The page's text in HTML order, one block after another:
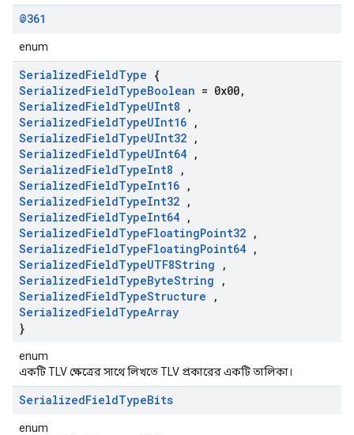
@361
enum
SerializedFieldType {
SerializedFieldTypeBoolean = 0x00,
SerializedFieldTypeUInt8
,
SerializedFieldTypeUInt16 ,
SerializedFieldTypeUInt32 ,
SerializedFieldTypeUInt64 ,
SerializedFieldTypeInt8
,
SerializedFieldTypeInt16 ,
SerializedFieldTypeInt32 ,
SerializedFieldTypeInt64 ,
SerializedFieldTypeFloatingPoint32 ,
SerializedFieldTypeFloatingPoint64 ,
SerializedFieldTypeUTF8String
,
SerializedFieldTypeByteString
,
SerializedFieldTypeStructure
,
SerializedFieldTypeArray
}
enum
একটি TLV ক্ষেত্রের সাথে লিখতে TLV প্রকারের একটি তালিকা।
SerializedFieldTypeBits
enum